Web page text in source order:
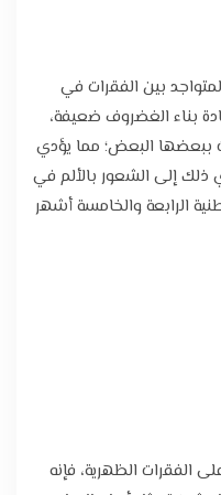
بين الفقرات في
بناء الغضروف ضعيفة،
ببعضها البعض؛ مما يؤدي
ذلك إلى الشعور بالألم في
الرابعة والخامسة أشهر
الفقرات الظهرية، فإنه